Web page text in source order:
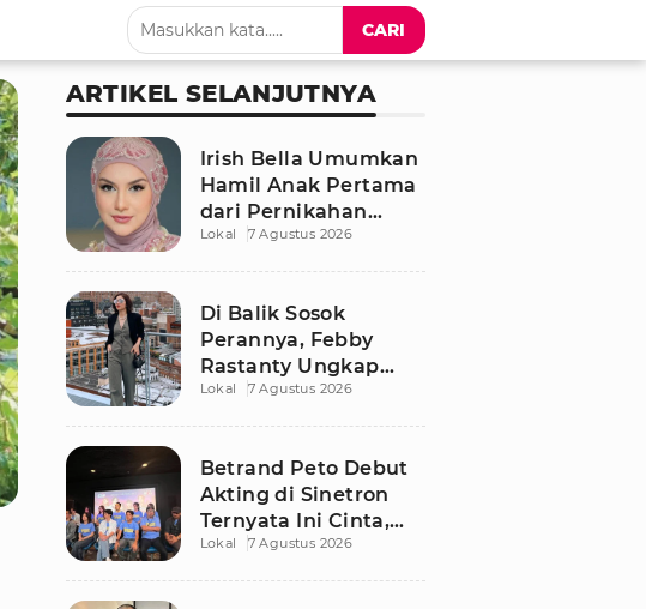
CARI
ARTIKEL SELANJUTNYA
Irish Bella Umumkan
Hamil Anak Pertama
dari Pernikahan
dengan Haldy Sabri
Lokal 7 Agustus 2026
Di Balik Sosok
Perannya, Febby
Rastanty Ungkap
Luka Masa Kecil yang
Lokal 7 Agustus 2026
Betrand Peto Debut
Akting di Sinetron
Ternyata Ini Cinta,
Ngaku Keluar dari
Lokal 7 Agustus 2026